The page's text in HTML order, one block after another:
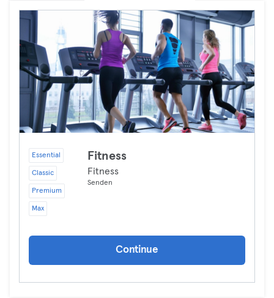
Essential
Classic
Premium
Max
Fitness
Fitness
Senden
Continue